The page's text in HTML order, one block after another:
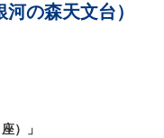
の森天文台）
）」